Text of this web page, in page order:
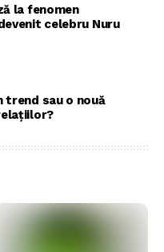
la fenomen
celebru Nuru
trend sau o nouă